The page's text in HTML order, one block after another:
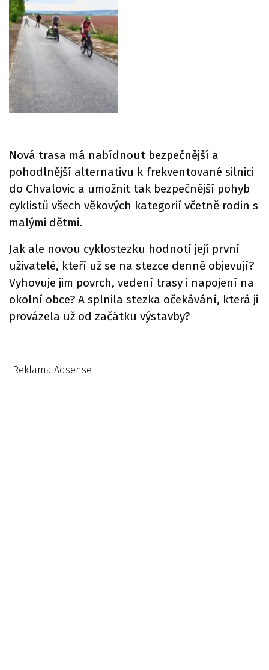
Nová trasa má nabídnout bezpečnější a
pohodlnější alternativu k frekventované silnici
do Chvalovic a umožnit tak bezpečnější pohyb
cyklistů všech věkových kategorií včetně rodin s
malými dětmi.
Jak ale novou cyklostezku hodnotí její první
uživatelé, kteří už se na stezce denně objevují?
Vyhovuje jim povrch, vedení trasy i napojení na
okolní obce? A splnila stezka očekávání, která ji
provázela už od začátku výstavby?
Reklama Adsense